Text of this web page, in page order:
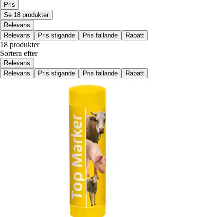
Pris
Se 18 produkter
Relevans
Relevans
Pris stigande Pris fallande Rabatt
18 produkter
Sortera efter
Relevans
Relevans
Pris stigande Pris fallande Rabatt